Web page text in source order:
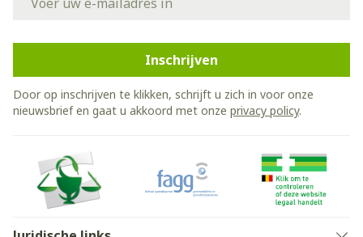
Inschrijven
Door op inschrijven te klikken, schrijft u zich in voor onze
nieuwsbrief en gaat u akkoord met onze privacy policy.